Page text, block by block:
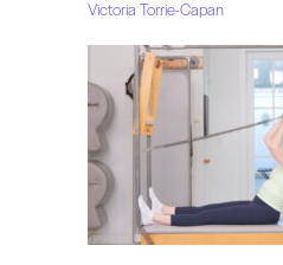
Victoria Torrie-Capan